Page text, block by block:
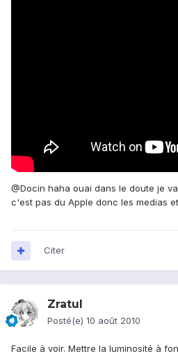
@Docin haha ouai dans le doute je
c'est pas du Apple donc les medias
Citer
Zratul
Posté(e) 10 août 2010
Facile à voir. Mettre la luminosité à